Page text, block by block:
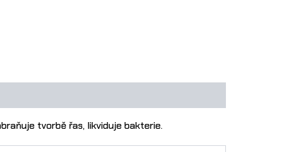
tvorbě řas, likviduje bakterie.